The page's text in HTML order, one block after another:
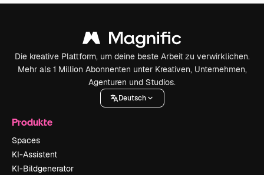
Die kreative Plattform, um deine beste Arbeit zu verwirklichen.
Mehr als 1 Million Abonnenten unter Kreativen, Unternehmen,
Agenturen und Studios.
Deutsch
Produkte
Spaces
KI-Assistent
KI-Bildgenerator